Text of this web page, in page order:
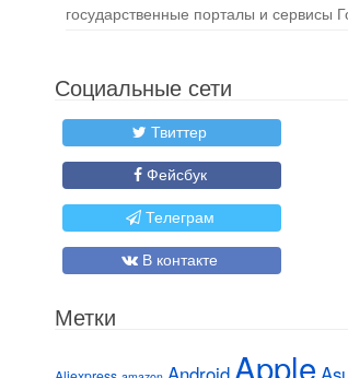
государственные порталы и сервисы
Социальные сети
Твиттер
Фейсбук
Телеграм
В контакте
Метки
Apple